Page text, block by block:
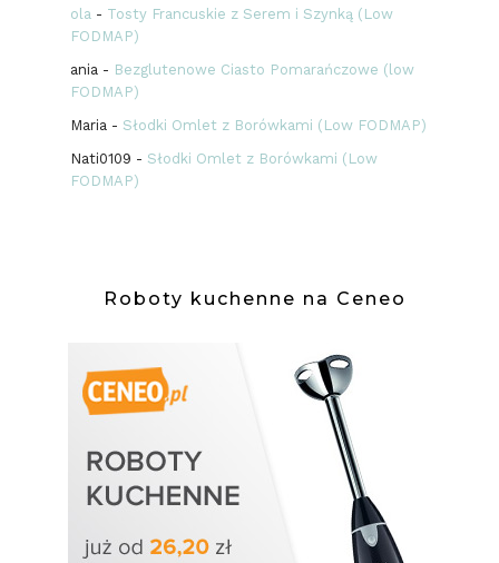
ola- Tosty Francuskie z Serem i Szynką (Low
FODMAP)
ania- Bezglutenowe Ciasto Pomarańczowe (low
FODMAP)
Maria- Słodki Omlet z Borówkami (Low FODMAP)
Nati0109 - Słodki Omlet z Borówkami (Low
FODMAP)
Roboty kuchenne na Ceneo